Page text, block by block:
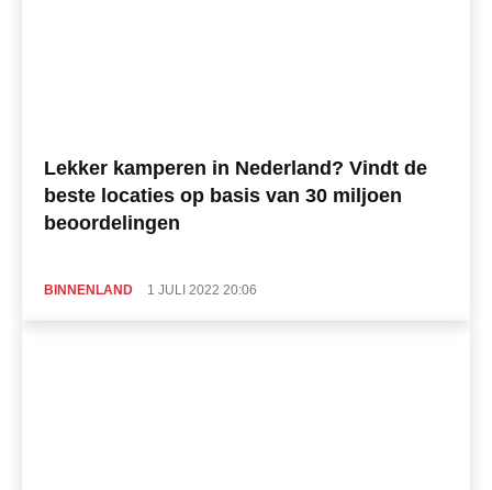
Lekker kamperen in Nederland? Vindt de
beste locaties op basis van 30 miljoen
beoordelingen
BINNENLAND 1 JULI 2022 20:06